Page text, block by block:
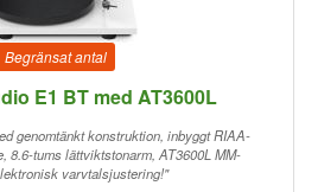
Begränsat antal
E1 BT med AT3600L
genomtänkt konstruktion, inbyggt RIAA-
8.6-tums lättviktstonarm, AT3600L MM-
varvtalsjustering!"